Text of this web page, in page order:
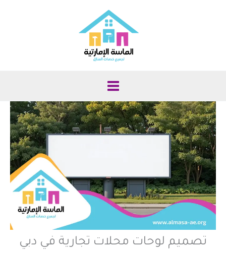
تصميم لوحات محلات تجارية في دبي